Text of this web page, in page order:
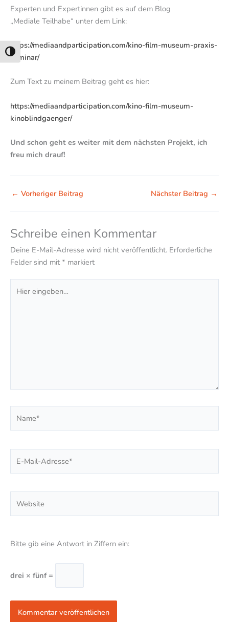
Umschalten auf hohe Kontraste
Experten und Expertinnen gibt es auf dem Blog
„Mediale Teilhabe“ unter dem Link:
https://mediaandparticipation.com/kino-film-museum-praxis-
seminar/
Zum Text zu meinem Beitrag geht es hier:
https://mediaandparticipation.com/kino-film-museum-
kinoblindgaenger/
Und schon geht es weiter mit dem nächsten Projekt, ich
freu mich drauf!
← Vorheriger Beitrag Nächster Beitrag →
Schreibe einen Kommentar
Deine E-Mail-Adresse wird nicht veröffentlicht. Erforderliche
Felder sind mit * markiert
eingeben…
Mail-
Bitte gib eine Antwort in Ziffern ein:
drei × fünf =